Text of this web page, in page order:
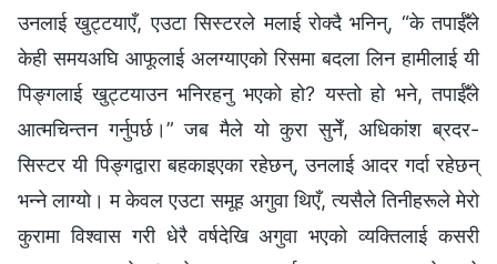
उनलाई खुट्टयाएँ, एउटा सिस्टरले मलाई रोक्दै भनिन्, “के तपाईँले
केही समयअघि आफूलाई अलग्याएको रिसमा बदला लिन हामीलाई यी
पिङ्गलाई खुट्टयाउन भनिरहनु भएको हो? यस्तो हो भने, तपाईँले
आत्मचिन्तन गर्नुपर्छ।” जब मैले यो कुरा सुनेँ, अधिकांश ब्रदर-
सिस्टर यी पिङ्गद्वारा बहकाइएका रहेछन्, उनलाई आदर गर्दा रहेछन्
भन्‍ने लाग्यो। म केवल एउटा समूह अगुवा थिएँ, त्यसैले तिनीहरूले मेरो
कुरामा विश्‍वास गरी धेरै वर्षदेखि अगुवा भएको व्यक्तिलाई कसरी